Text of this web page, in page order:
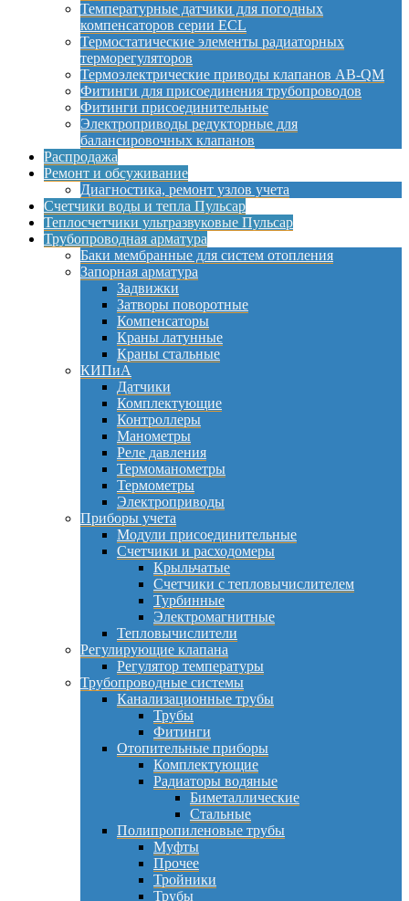
Температурные датчики для погодных
компенсаторов серии ECL
Термостатические элементы радиаторных
терморегуляторов
Термоэлектрические приводы клапанов AB-QM
Фитинги для присоединения трубопроводов
Фитинги присоединительные
Электроприводы редукторные для
балансировочных клапанов
Распродажа
Ремонт и обсуживание
Диагностика, ремонт узлов учета
Счетчики воды и тепла Пульсар
Теплосчетчики ультразвуковые Пульсар
Трубопроводная арматура
Баки мембранные для систем отопления
Запорная арматура
Задвижки
Затворы поворотные
Компенсаторы
Краны латунные
Краны стальные
КИПиА
Датчики
Комплектующие
Контроллеры
Манометры
Реле давления
Термоманометры
Термометры
Электроприводы
Приборы учета
Модули присоединительные
Счетчики и расходомеры
Крыльчатые
Счетчики с тепловычислителем
Турбинные
Электромагнитные
Тепловычислители
Регулирующие клапана
Регулятор температуры
Трубопроводные системы
Канализационные трубы
Трубы
Фитинги
Отопительные приборы
Комплектующие
Радиаторы водяные
Биметаллические
Стальные
Полипропиленовые трубы
Муфты
Прочее
Тройники
Трубы